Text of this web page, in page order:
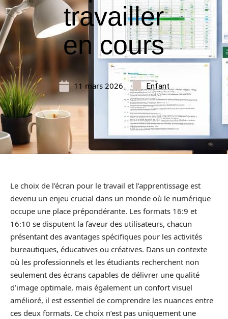
travailler
en cours
11 mars 2026 Enfant
Le choix de l’écran pour le travail et l’apprentissage est
devenu un enjeu crucial dans un monde où le numérique
occupe une place prépondérante. Les formats 16:9 et
16:10 se disputent la faveur des utilisateurs, chacun
présentant des avantages spécifiques pour les activités
bureautiques, éducatives ou créatives. Dans un contexte
où les professionnels et les étudiants recherchent non
seulement des écrans capables de délivrer une qualité
d’image optimale, mais également un confort visuel
amélioré, il est essentiel de comprendre les nuances entre
ces deux formats. Ce choix n’est pas uniquement une